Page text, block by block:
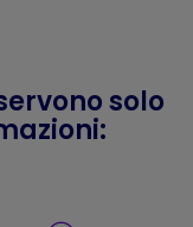
solo